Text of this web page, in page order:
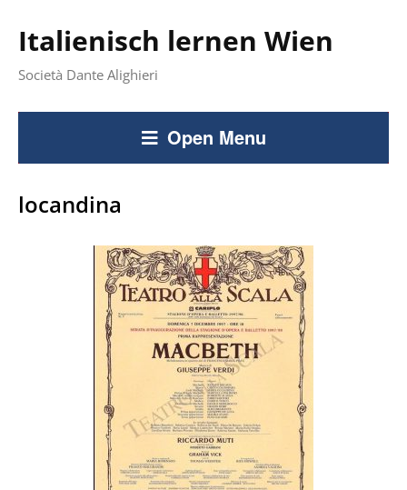
Italienisch lernen Wien
Società Dante Alighieri
Open Menu
locandina